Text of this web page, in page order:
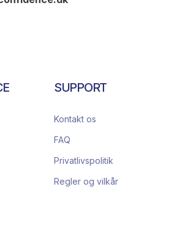
SUPPORT
Kontakt os
FAQ
Privatlivspolitik
Regler og vilkår